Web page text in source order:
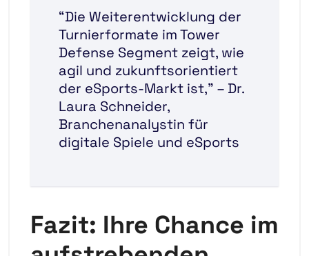
“Die Weiterentwicklung der
Turnierformate im Tower
Defense Segment zeigt, wie
agil und zukunftsorientiert
der eSports-Markt ist,” – Dr.
Laura Schneider,
Branchenanalystin für
digitale Spiele und eSports
Fazit: Ihre Chance im